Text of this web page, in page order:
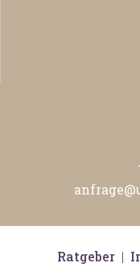
Ratgeber|